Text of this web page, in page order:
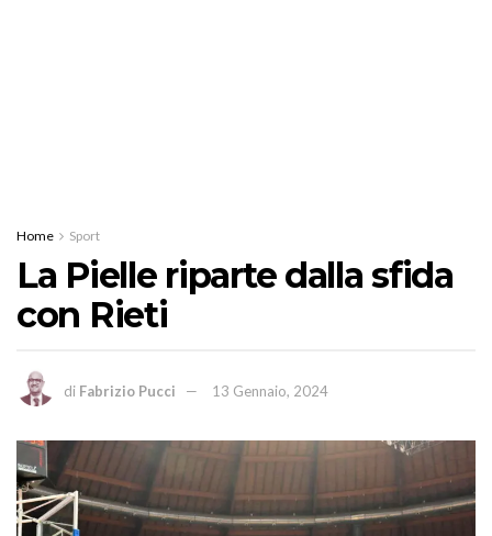
Home Sport
La Pielle riparte dalla sfida
con Rieti
di Fabrizio Pucci 13 Gennaio, 2024